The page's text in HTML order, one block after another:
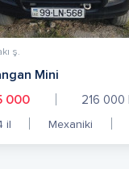
ş.
Mini
000
216 000
il Mexaniki